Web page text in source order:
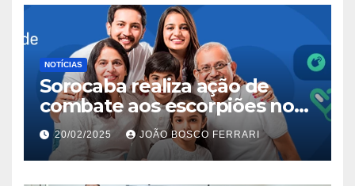
NOTÍCIAS
Sorocaba realiza ação de
combate aos escorpiões no
Jardim São Carlos
20/02/2025 JOÃO BOSCO FERRARI